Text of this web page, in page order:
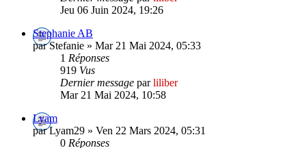
Jeu 06 Juin 2024, 19:26
Stephanie AB
par Stefanie » Mar 21 Mai 2024, 05:33
1 Réponses
919 Vus
Dernier message parliliber
Mar 21 Mai 2024, 10:58
Lyam
par Lyam29 » Ven 22 Mars 2024, 05:31
0 Réponses